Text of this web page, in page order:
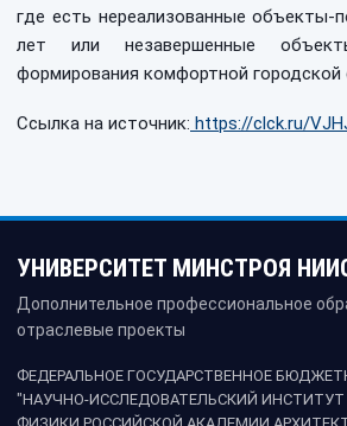
где есть нереализованные объекты-
лет или незавершенные
формирования комфортной городской
Ссылка на источник: https://clck.ru/
УНИВЕРСИТЕТ МИНСТРОЯ
Дополнительное профессиональное
отраслевые проекты
ФЕДЕРАЛЬНОЕ ГОСУДАРСТВЕННОЕ
"НАУЧНО-ИССЛЕДОВАТЕЛЬСКИЙ